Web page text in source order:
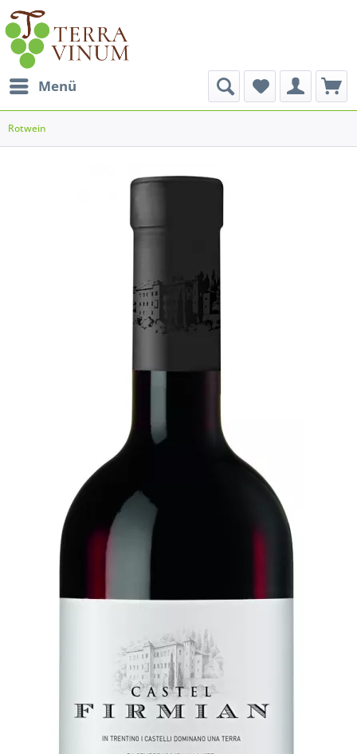
Menü
Rotwein